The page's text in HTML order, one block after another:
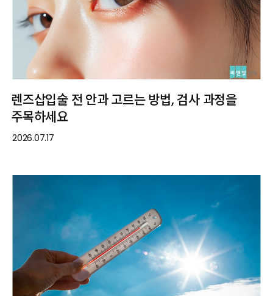
렌즈삽입술 전 안과 고르는 방법, 검사 과정을
주목하세요
2026.07.17